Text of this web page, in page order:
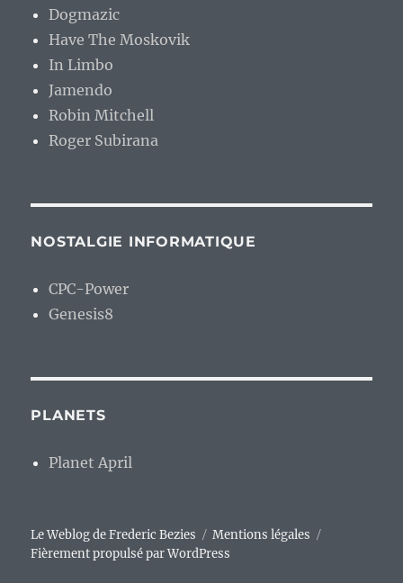
Dogmazic
Have The Moskovik
In Limbo
Jamendo
Robin Mitchell
Roger Subirana
NOSTALGIE INFORMATIQUE
CPC-Power
Genesis8
PLANETS
Planet April
Le Weblog de Frederic Bezies
Mentions légales
Fièrement propulsé par WordPress